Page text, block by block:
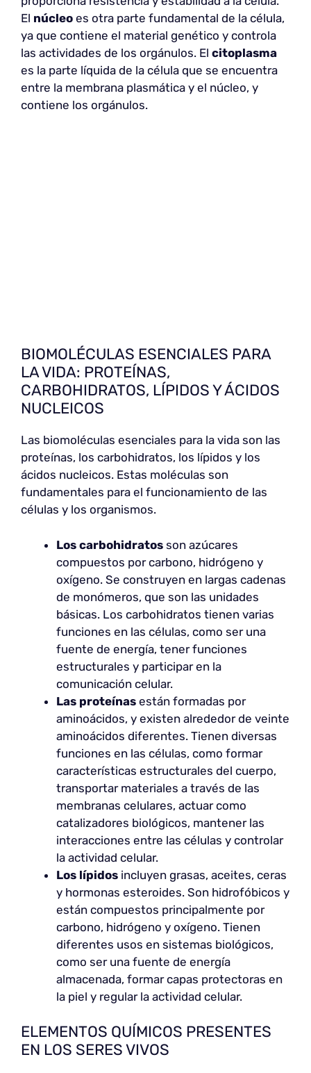
El núcleo es otra parte fundamental de la célula,
ya que contiene el material genético y controla
las actividades de los orgánulos. El citoplasma
es la parte líquida de la célula que se encuentra
entre la membrana plasmática y el núcleo, y
contiene los orgánulos.
BIOMOLÉCULAS ESENCIALES PARA
LA VIDA: PROTEÍNAS,
CARBOHIDRATOS, LÍPIDOS Y ÁCIDOS
NUCLEICOS
Las biomoléculas esenciales para la vida son las
proteínas, los carbohidratos, los lípidos y los
ácidos nucleicos. Estas moléculas son
fundamentales para el funcionamiento de las
células y los organismos.
Los carbohidratos son azúcares
compuestos por carbono, hidrógeno y
oxígeno. Se construyen en largas cadenas
de monómeros, que son las unidades
básicas. Los carbohidratos tienen varias
funciones en las células, como ser una
fuente de energía, tener funciones
estructurales y participar en la
comunicación celular.
Las proteínas están formadas por
aminoácidos, y existen alrededor de veinte
aminoácidos diferentes. Tienen diversas
funciones en las células, como formar
características estructurales del cuerpo,
transportar materiales a través de las
membranas celulares, actuar como
catalizadores biológicos, mantener las
interacciones entre las células y controlar
la actividad celular.
Los lípidos incluyen grasas, aceites, ceras
y hormonas esteroides. Son hidrofóbicos y
están compuestos principalmente por
carbono, hidrógeno y oxígeno. Tienen
diferentes usos en sistemas biológicos,
como ser una fuente de energía
almacenada, formar capas protectoras en
la piel y regular la actividad celular.
ELEMENTOS QUÍMICOS PRESENTES
EN LOS SERES VIVOS